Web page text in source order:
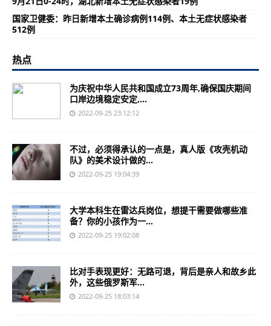
国家卫健委：昨日新增本土确诊病例114例、本土无症状感染者
512例
热点
为庆祝中华人民共和国成立73周年,确保国庆期间
口岸边境稳定安定,...
2022-09-25 23:12:12
不过，必须得承认的一点是，真人版《攻壳机动
队》的美术设计做的...
2022-09-25 19:04:39
大学本科生在雷达兵岗位，想提干需要做哪些准
备？你的小孩作为一...
2022-09-25 19:02:08
比对手表现更好：无路可退，背后是亲人和故乡此
外，这些俄罗斯军...
2022-09-25 18:03:14